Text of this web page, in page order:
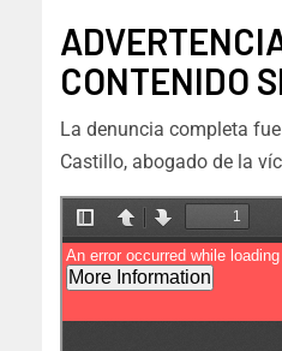
CONTENIDO
La denuncia completa
Castillo, abogado de la